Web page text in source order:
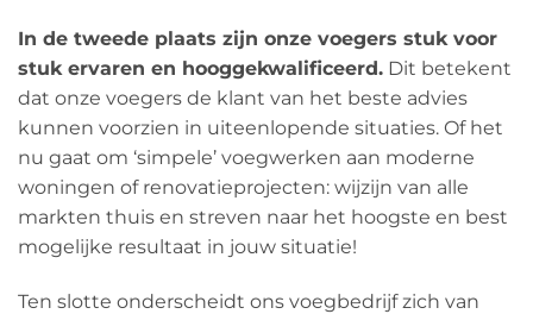
In de tweede plaats zijn onze voegers stuk voor
stuk ervaren en hooggekwalificeerd. Dit betekent
dat onze voegers de klant van het beste advies
kunnen voorzien in uiteenlopende situaties. Of het
nu gaat om ‘simpele’ voegwerken aan moderne
woningen of renovatieprojecten: wijzijn van alle
markten thuis en streven naar het hoogste en best
mogelijke resultaat in jouw situatie!
Ten slotte onderscheidt ons voegbedrijf zich van